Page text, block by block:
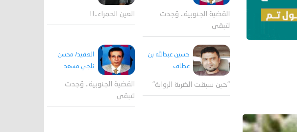
القضية الجنوبية.. وُجدت
لتبقى
العين الحمراء..!!
حسين عبدالله بن
عطاف
"حين سبقت الضربة الرواية"
العقيد/ محسن
ناجي مسعد
القضية الجنوبية.. وُجدت
لتبقى